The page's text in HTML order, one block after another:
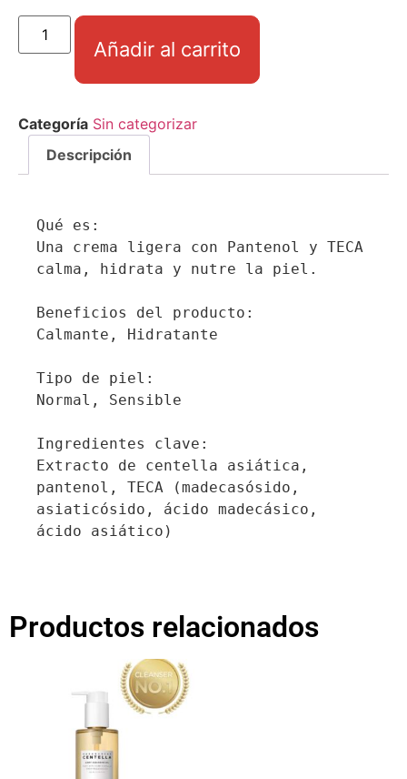
Añadir al carrito
Categoría Sin categorizar
Descripción
Qué es:
Una crema ligera con Pantenol y TECA
calma, hidrata y nutre la piel.
Beneficios del producto:
Calmante, Hidratante
Tipo de piel:
Normal, Sensible
Ingredientes clave:
Extracto de centella asiática,
pantenol, TECA (madecasósido,
asiaticósido, ácido madecásico,
ácido asiático)
Productos relacionados